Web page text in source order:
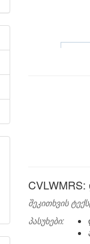
შეკითხვის
პასუხები: